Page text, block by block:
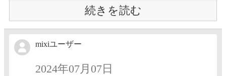
続きを読む
mixiユーザー
2024年07月07日